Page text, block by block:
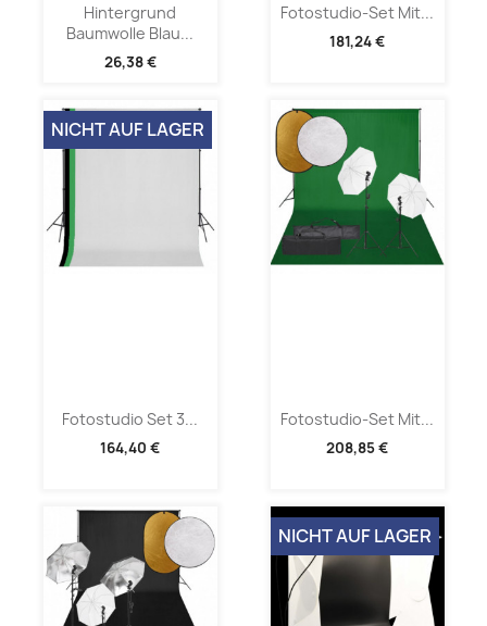
Hintergrund
Baumwolle Blau...
26,38 €
Fotostudio-Set Mit...
181,24 €
Fotostudio Set 3...
164,40 €
NICHT AUF LAGER
Fotostudio-Set Mit...
208,85 €
NICHT AUF LAGER